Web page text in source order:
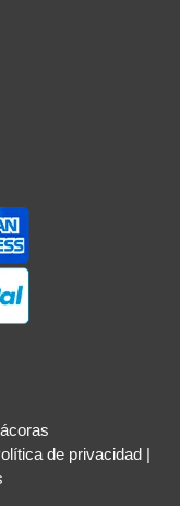
de privacidad|